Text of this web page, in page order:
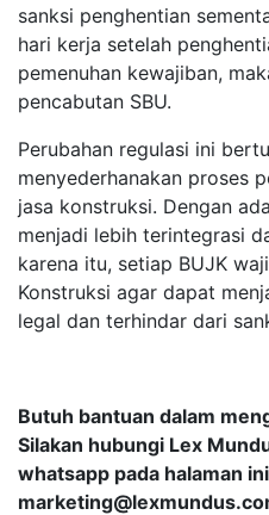
sanksi penghentian
hari kerja setelah
pemenuhan kewajiban,
pencabutan SBU.
Perubahan regulasi ini
menyederhanakan proses
jasa konstruksi. Dengan
menjadi lebih terintegrasi
karena itu, setiap BUJK
Konstruksi agar dapat
legal dan terhindar dari
Butuh bantuan dalam
Silakan hubungi Lex
whatsapp pada halaman